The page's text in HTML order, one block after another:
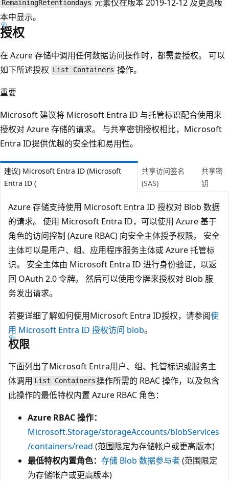
RemainingRetentiondays 元素仅在版本 2019-12-12 及更高版
本中显示。
授权
在 Azure 存储中调用任何数据访问操作时，都需要授权。 可以
如下所述授权 List Containers 操作。
重要
Microsoft 建议将 Microsoft Entra ID 与托管标识配合使用来
授权对 Azure 存储的请求。 与共享密钥授权相比，Microsoft
Entra ID提供优越的安全性和易用性。
建议) Microsoft Entra ID (Microsoft
Entra ID (
共享访问签名
(SAS)
共享密
钥
Azure 存储支持使用 Microsoft Entra ID 授权对 Blob 数据
的请求。 使用 Microsoft Entra ID，可以使用 Azure 基于
角色的访问控制 (Azure RBAC) 向安全主体授予权限。 安全
主体可以是用户、组、应用程序服务主体或 Azure 托管标
识。 安全主体由 Microsoft Entra ID 进行身份验证，以返
回 OAuth 2.0 令牌。 然后可以使用令牌来授权对 Blob 服
务发出请求。
若要详细了解如何使用Microsoft Entra ID授权，请参阅使
用 Microsoft Entra ID 授权访问 blob。
权限
下面列出了Microsoft Entra用户、组、托管标识或服务主
体调用 List Containers 操作所需的 RBAC 操作，以及包含
此操作的最低特权内置 Azure RBAC 角色：
Azure RBAC 操作：
Microsoft.Storage/storageAccounts/blobServices
/containers/read (范围限定为存储帐户或更高版本)
最低特权内置角色： 存储 Blob 数据参与者(范围限定
为存储帐户或更高版本)